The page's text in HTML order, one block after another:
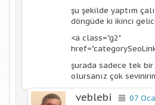
şu şekilde yaptım
döngüde ki ikinci
<a class="g2"
şurada sadece tek bir
olursanız çok
veblebi 07